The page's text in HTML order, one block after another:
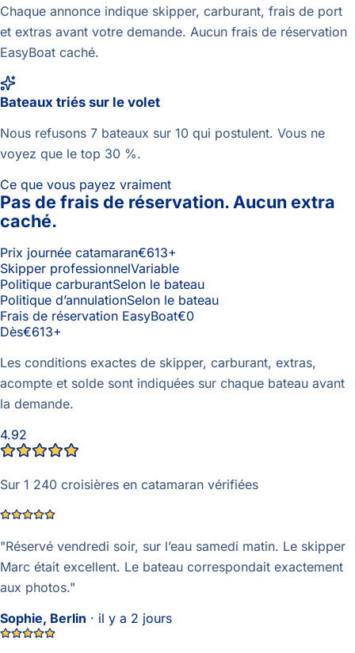
Chaque annonce indique skipper, carburant, frais de port
et extras avant votre demande. Aucun frais de réservation
EasyBoat caché.
Bateaux triés sur le volet
Nous refusons 7 bateaux sur 10 qui postulent. Vous ne
voyez que le top 30 %.
Ce que vous payez vraiment
Pas de frais de réservation. Aucun extra
caché.
Prix journée catamaran€613+
Skipper professionnelVariable
Politique carburantSelon le bateau
Politique d’annulationSelon le bateau
Frais de réservation EasyBoat€0
Dès€613+
Les conditions exactes de skipper, carburant, extras,
acompte et solde sont indiquées sur chaque bateau avant
la demande.
4.92
Sur 1 240 croisières en catamaran vérifiées
"Réservé vendredi soir, sur l’eau samedi matin. Le skipper
Marc était excellent. Le bateau correspondait exactement
aux photos."
Sophie, Berlin · il y a 2 jours